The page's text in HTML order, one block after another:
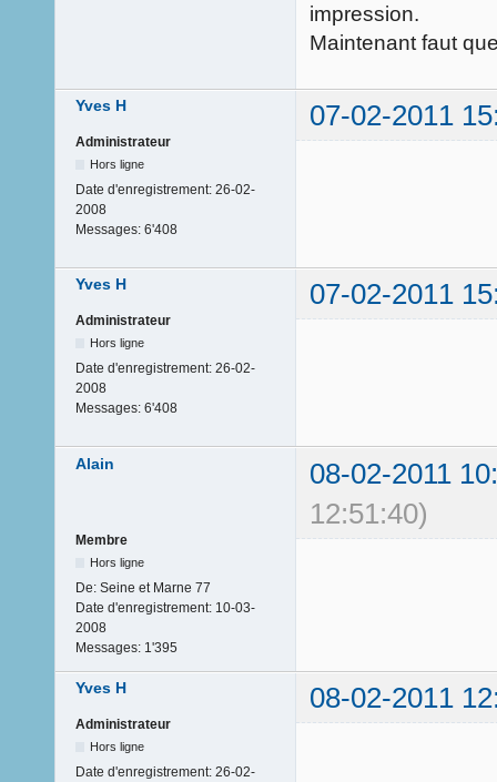
impression.
Maintenant faut
Yves H 07-02-2011
Administrateur
Hors ligne
Date d'enregistrement: 26-02-
2008
Messages: 6'408
Yves H 07-02-2011
Administrateur
Hors ligne
Date d'enregistrement: 26-02-
2008
Messages: 6'408
Alain
08-02-2011
12:51:40)
Membre
Hors ligne
De: Seine et Marne 77
Date d'enregistrement: 10-03-
2008
Messages: 1'395
Yves H 08-02-2011
Administrateur
Hors ligne
Date d'enregistrement: 26-02-